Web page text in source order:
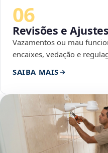
06
Revisões e
Vazamentos ou mau
encaixes, vedação e
SAIBA MAIS